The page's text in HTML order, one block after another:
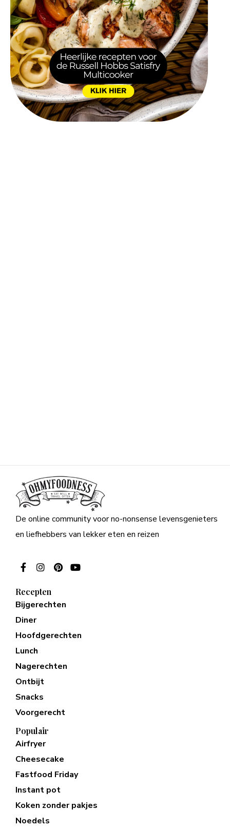
De online community voor no-nonsense levensgenieters
en liefhebbers van lekker eten en reizen
Recepten
Bijgerechten
Diner
Hoofdgerechten
Lunch
Nagerechten
Ontbijt
Snacks
Voorgerecht
Populair
Airfryer
Cheesecake
Fastfood Friday
Instant pot
Koken zonder pakjes
Noedels